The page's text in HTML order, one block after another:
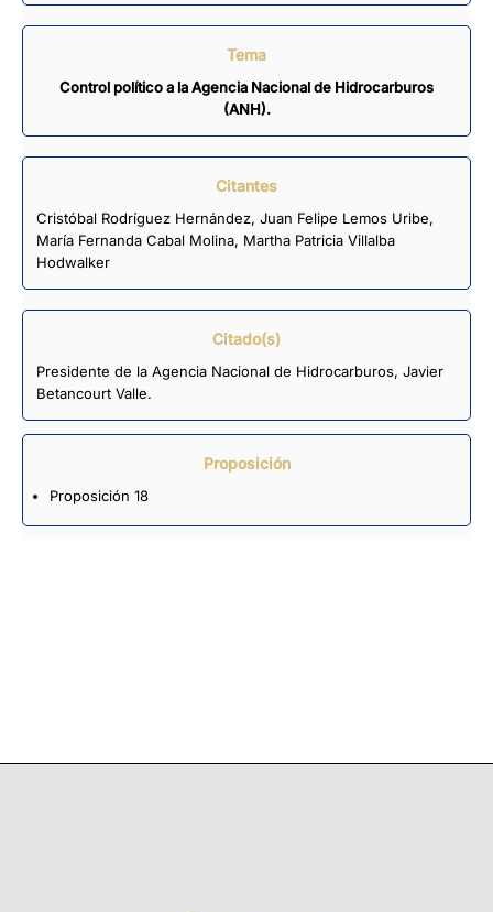
Tema
Control político a la Agencia Nacional de Hidrocarburos
(ANH).
Citantes
Cristóbal Rodríguez Hernández, Juan Felipe Lemos Uribe,
María Fernanda Cabal Molina, Martha Patricia Villalba
Hodwalker
Citado(s)
Presidente de la Agencia Nacional de Hidrocarburos, Javier
Betancourt Valle.
Proposición
Proposición 18